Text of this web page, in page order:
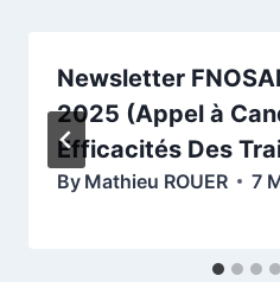
Newsletter
2025 (Appel à
Efficacités Des
By Mathieu ROUER 7